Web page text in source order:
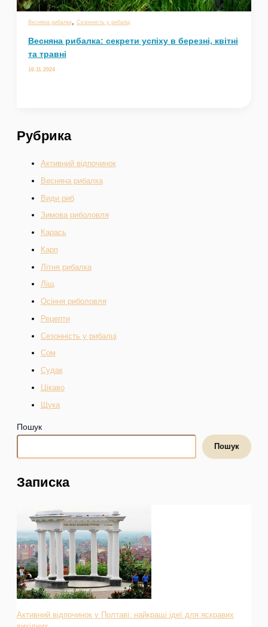
Весняна рибалка, Сезонність у рибалці
Весняна рибалка: секрети успіху в березні, квітні
та травні
16.11.2024
Рубрика
Активний відпочинок
Весняна рибалка
Види риб
Зимова риболовля
Карась
Карп
Літня рибалка
Ліщ
Осіння риболовля
Рецепти
Сезонність у рибалці
Сом
Судак
Цікаво
Щука
Пошук
Пошук
Записка
Активний відпочинок у Полтаві: найкращі ідеї для яскравих